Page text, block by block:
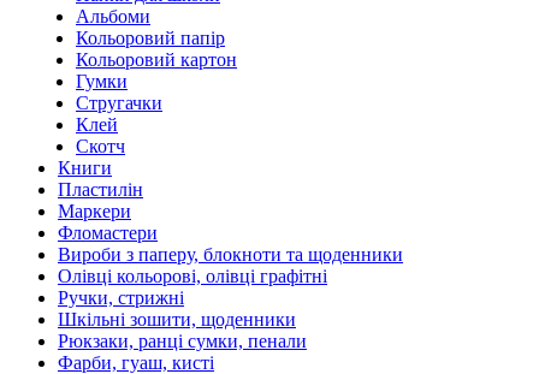
Альбоми
Кольоровий папір
Кольоровий картон
Гумки
Стругачки
Клей
Скотч
Книги
Пластилін
Маркери
Фломастери
Вироби з паперу, блокноти та щоденники
Олівці кольорові, олівці графітні
Ручки, стрижні
Шкільні зошити, щоденники
Рюкзаки, ранці сумки, пенали
Фарби, гуаш, кисті